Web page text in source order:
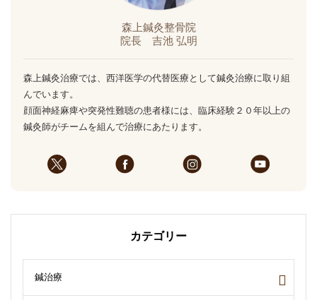
森上鍼灸整骨院
院長 吉池 弘明
森上鍼灸治療では、西洋医学の代替医療として鍼灸治療に取り組
んでいます。
顔面神経麻痺や突発性難聴の患者様には、臨床経験２０年以上の
鍼灸師がチームを組んで治療にあたります。
カテゴリー
鍼治療